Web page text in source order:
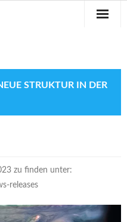
STRUKTUR IN DER
zu finden unter:
releases